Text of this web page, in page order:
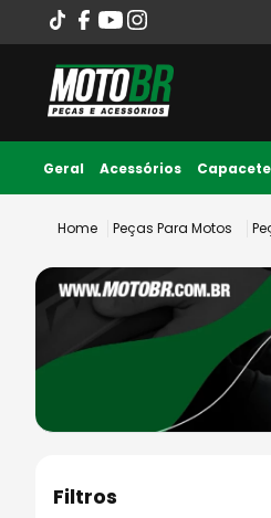
Geral Acessórios
Peças Para Motos
Filtros